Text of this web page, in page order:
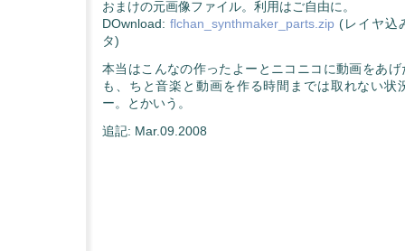
おまけの元画像ファイル。利用はご自由に。
DOwnload: flchan_synthmaker_parts.zip(レイヤ込
タ)
本当はこんなの作ったよーとニコニコに動画をあ
も、ちと音楽と動画を作る時間までは取れない状
ー。とかいう。
追記: Mar.09.2008